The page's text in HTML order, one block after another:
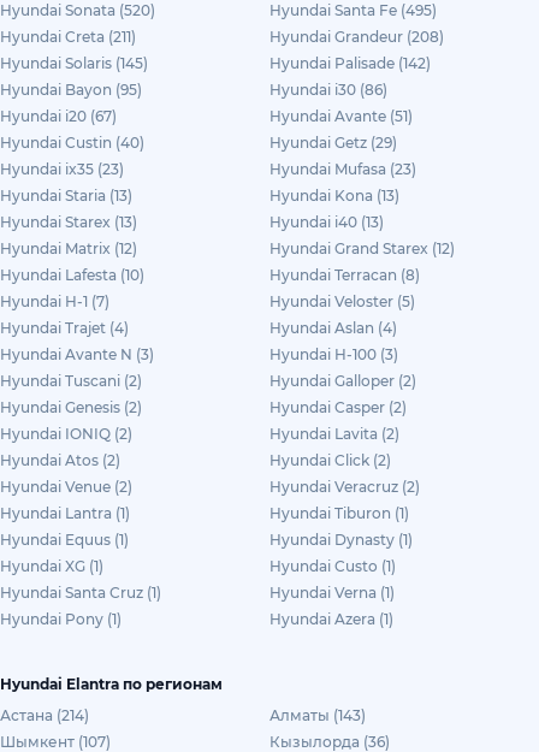
Hyundai Sonata (520)
Hyundai Santa Fe (495)
Hyundai Creta (211)
Hyundai Grandeur (208)
Hyundai Solaris (145)
Hyundai Palisade (142)
Hyundai Bayon (95)
Hyundai i30 (86)
Hyundai i20 (67)
Hyundai Avante (51)
Hyundai Custin (40)
Hyundai Getz (29)
Hyundai ix35 (23)
Hyundai Mufasa (23)
Hyundai Staria (13)
Hyundai Kona (13)
Hyundai Starex (13)
Hyundai i40 (13)
Hyundai Matrix (12)
Hyundai Grand Starex (12)
Hyundai Lafesta (10)
Hyundai Terracan (8)
Hyundai H-1 (7)
Hyundai Veloster (5)
Hyundai Trajet (4)
Hyundai Aslan (4)
Hyundai Avante N (3)
Hyundai H-100 (3)
Hyundai Tuscani (2)
Hyundai Galloper (2)
Hyundai Genesis (2)
Hyundai Casper (2)
Hyundai IONIQ (2)
Hyundai Lavita (2)
Hyundai Atos (2)
Hyundai Click (2)
Hyundai Venue (2)
Hyundai Veracruz (2)
Hyundai Lantra (1)
Hyundai Tiburon (1)
Hyundai Equus (1)
Hyundai Dynasty (1)
Hyundai XG (1)
Hyundai Custo (1)
Hyundai Santa Cruz (1)
Hyundai Verna (1)
Hyundai Pony (1)
Hyundai Azera (1)
Hyundai Elantra по регионам
Астана (214)
Алматы (143)
Шымкент (107)
Кызылорда (36)